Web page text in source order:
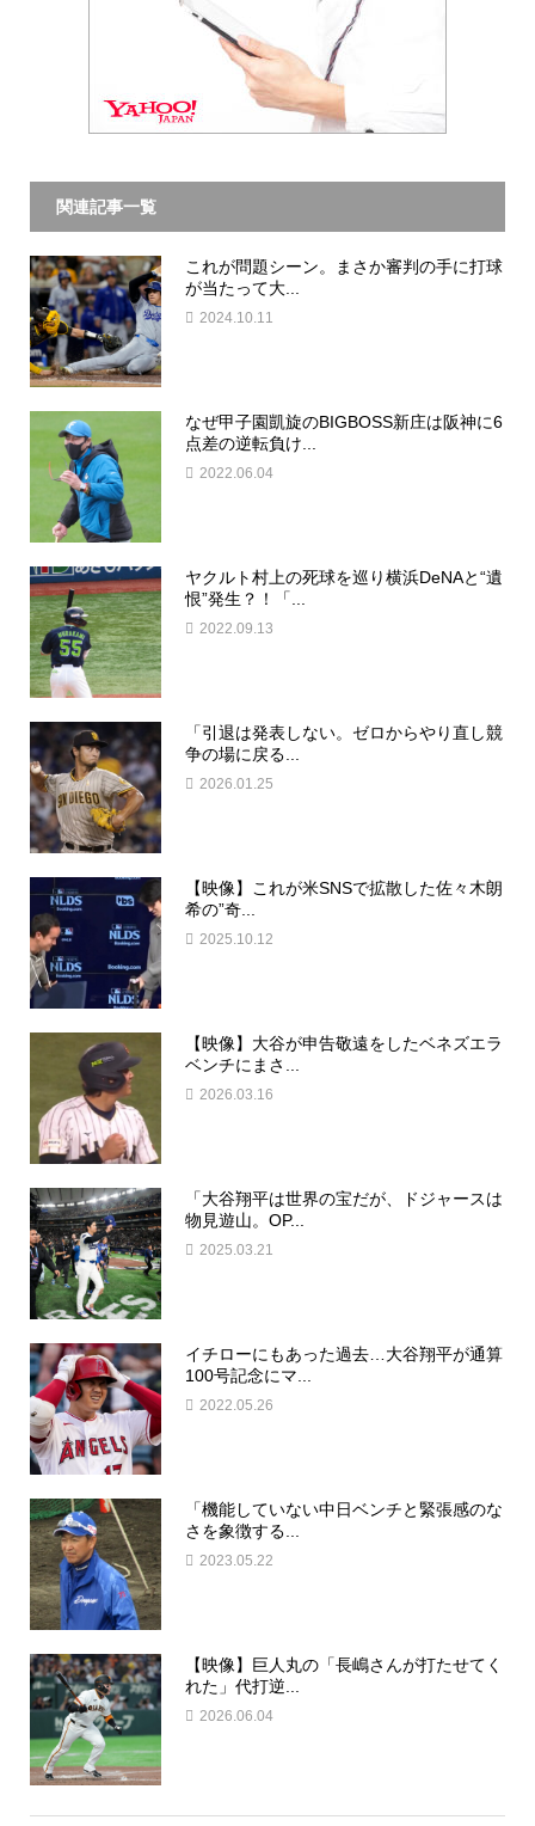
関連記事一覧
これが問題シーン。まさか審判の手に打球
が当たって大...
2024.10.11
なぜ甲子園凱旋のBIGBOSS新庄は阪神に6
点差の逆転負け...
2022.06.04
ヤクルト村上の死球を巡り横浜DeNAと“遺
恨”発生？！「...
2022.09.13
「引退は発表しない。ゼロからやり直し競
争の場に戻る...
2026.01.25
【映像】これが米SNSで拡散した佐々木朗
希の”奇...
2025.10.12
【映像】大谷が申告敬遠をしたベネズエラ
ベンチにまさ...
2026.03.16
「大谷翔平は世界の宝だが、ドジャースは
物見遊山。OP...
2025.03.21
イチローにもあった過去…大谷翔平が通算
100号記念にマ...
2022.05.26
「機能していない中日ベンチと緊張感のな
さを象徴する...
2023.05.22
【映像】巨人丸の「長嶋さんが打たせてく
れた」代打逆...
2026.06.04